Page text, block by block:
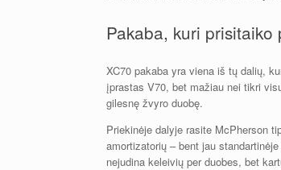
Pakaba, kuri prisitaiko
XC70 pakaba yra viena iš tų dalių,
įprastas V70, bet mažiau nei tikri
gilesnę žvyro duobę.
Priekinėje dalyje rasite McPherson
amortizatorių – bent jau
nejudina keleivių per duobes, bet